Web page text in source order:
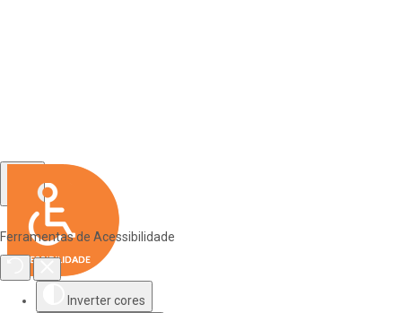
Ferramentas de Acessibilidade
Inverter cores